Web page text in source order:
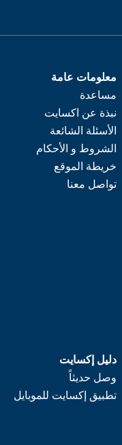
معلومات عامة
مساعدة
نبذة عن اكسايت
الأسئلة الشائعة
الشروط و الأحكام
خريطة الموقع
تواصل معنا
دليل إكسايت
وصل حديثاً
تطبيق إكسايت للموبايل